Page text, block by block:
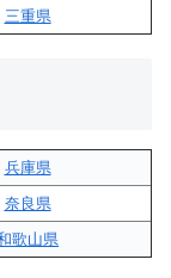
三重県
兵庫県
奈良県
歌山県